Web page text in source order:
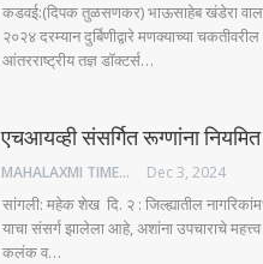
कडवई:(दिपक तुळसणकर) भाऊसाहेब खंडेरा
२०२४ दरम्यान दुर्बिणीद्वारे मणक्याच्या
आंतरराष्ट्रीय तज्ञ डॉक्टर्स…
एचआयव्ही संसर्गित रूग्णांना
MAHALAXMI TIMES Dec 3, 2024
सांगली: महेक शेख दि. २ : जिल्ह्यातील
याचा संसर्ग झालेला आहे, अशांना उपचाराचे महत्त्व
कलंक व…